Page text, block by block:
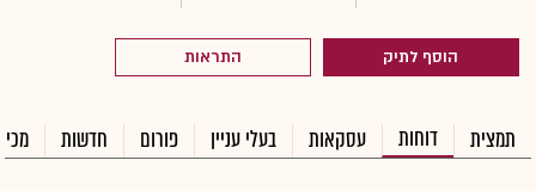
הוסף לתיק התראות
תמצית דוחות עסקאות בעלי עניין פורום חדשות